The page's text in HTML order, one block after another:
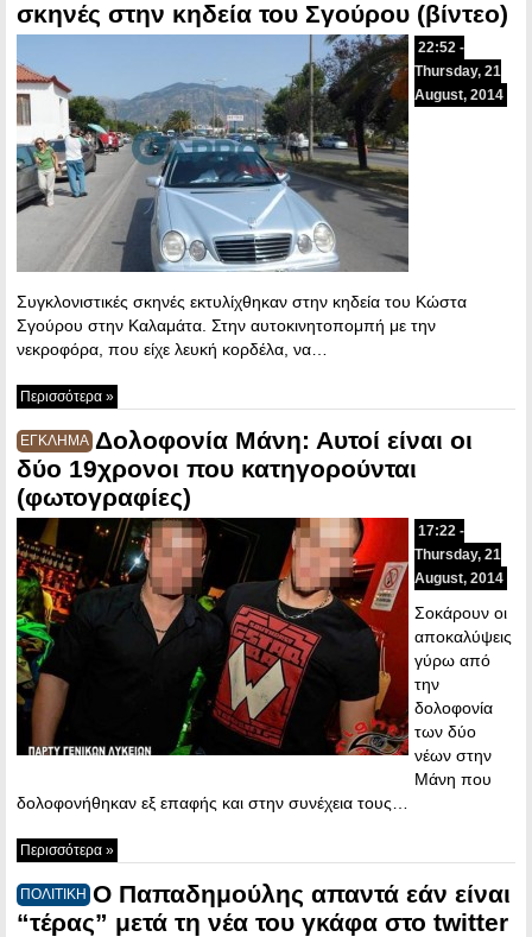
σκηνές στην κηδεία του Σγούρου (βίντεο)
22:52 -
Thursday, 21
August, 2014
Συγκλονιστικές σκηνές εκτυλίχθηκαν στην κηδεία του Κώστα
Σγούρου στην Καλαμάτα. Στην αυτοκινητοπομπή με την
νεκροφόρα, που είχε λευκή κορδέλα, να…
Περισσότερα »
ΕΓΚΛΗΜΑ Δολοφονία Μάνη: Αυτοί είναι οι
δύο 19χρονοι που κατηγορούνται
(φωτογραφίες)
17:22 -
Thursday, 21
August, 2014
Σοκάρουν οι
αποκαλύψεις
γύρω από
την
δολοφονία
των δύο
νέων στην
Μάνη που
δολοφονήθηκαν εξ επαφής και στην συνέχεια τους…
Περισσότερα »
ΠΟΛΙΤΙΚΗ Ο Παπαδημούλης απαντά εάν είναι
“τέρας” μετά τη νέα του γκάφα στο twitter